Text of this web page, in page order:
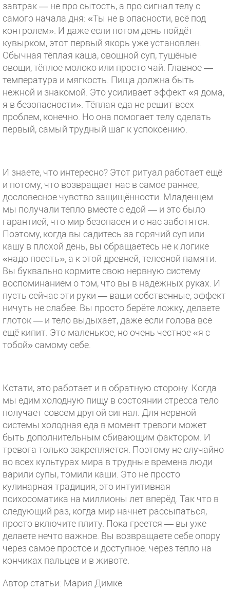
завтрак — не про сытость, а про сигнал телу с
самого начала дня: «Ты не в опасности, всё под
контролем». И даже если потом день пойдёт
кувырком, этот первый якорь уже установлен.
Обычная тёплая каша, овощной суп, тушёные
овощи, тёплое молоко или просто чай. Главное —
температура и мягкость. Пища должна быть
нежной и знакомой. Это усиливает эффект «я дома,
я в безопасности». Тёплая еда не решит всех
проблем, конечно. Но она помогает телу сделать
первый, самый трудный шаг к успокоению.
И знаете, что интересно? Этот ритуал работает ещё
и потому, что возвращает нас в самое раннее,
дословесное чувство защищённости. Младенцем
мы получали тепло вместе с едой — и это было
гарантией, что мир безопасен и о нас заботятся.
Поэтому, когда вы садитесь за горячий суп или
кашу в плохой день, вы обращаетесь не к логике
«надо поесть», а к этой древней, телесной памяти.
Вы буквально кормите свою нервную систему
воспоминанием о том, что вы в надёжных руках. И
пусть сейчас эти руки — ваши собственные, эффект
ничуть не слабее. Вы просто берёте ложку, делаете
глоток — и тело выдыхает, даже если голова всё
ещё кипит. Это маленькое, но очень честное «я с
тобой» самому себе.
Кстати, это работает и в обратную сторону. Когда
мы едим холодную пищу в состоянии стресса тело
получает совсем другой сигнал. Для нервной
системы холодная еда в момент тревоги может
быть дополнительным сбивающим фактором. И
тревога только закрепляется. Поэтому не случайно
во всех культурах мира в трудные времена люди
варили супы, томили каши. Это не просто
кулинарная традиция, это интуитивная
психосоматика на миллионы лет вперёд. Так что в
следующий раз, когда мир начнёт рассыпаться,
просто включите плиту. Пока греется — вы уже
делаете нечто важное. Вы возвращаете себе опору
через самое простое и доступное: через тепло на
кончиках пальцев и в животе.
Автор статьи: Мария Димке